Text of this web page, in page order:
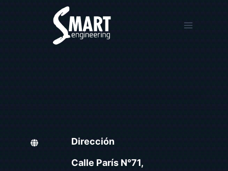
Dirección
Calle París N°71,